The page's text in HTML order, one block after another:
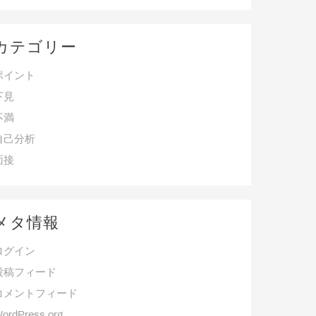
テゴリー
イント
見
満
己分析
接
タ情報
グイン
稿フィード
メントフィード